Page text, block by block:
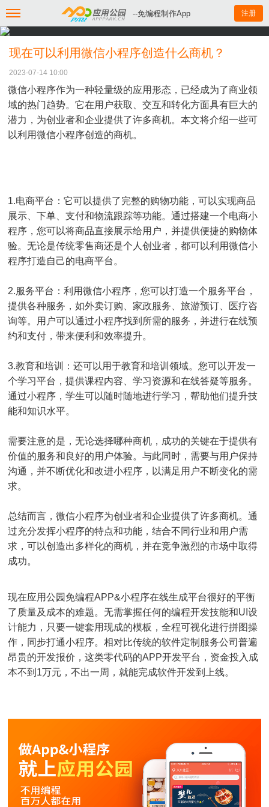
--免编程制作App 注册
现在可以利用微信小程序创造什么商机？
2023-07-14 10:00
微信小程序作为一种轻量级的应用形态，已经成为了商业领
域的热门趋势。它在用户获取、交互和转化方面具有巨大的
潜力，为创业者和企业提供了许多商机。本文将介绍一些可
以利用微信小程序创造的商机。
1.电商平台：它可以提供了完整的购物功能，可以实现商品
展示、下单、支付和物流跟踪等功能。通过搭建一个电商小
程序，您可以将商品直接展示给用户，并提供便捷的购物体
验。无论是传统零售商还是个人创业者，都可以利用微信小
程序打造自己的电商平台。
2.服务平台：利用微信小程序，您可以打造一个服务平台，
提供各种服务，如外卖订购、家政服务、旅游预订、医疗咨
询等。用户可以通过小程序找到所需的服务，并进行在线预
约和支付，带来便利和效率提升。
3.教育和培训：还可以用于教育和培训领域。您可以开发一
个学习平台，提供课程内容、学习资源和在线答疑等服务。
通过小程序，学生可以随时随地进行学习，帮助他们提升技
能和知识水平。
需要注意的是，无论选择哪种商机，成功的关键在于提供有
价值的服务和良好的用户体验。与此同时，需要与用户保持
沟通，并不断优化和改进小程序，以满足用户不断变化的需
求。
总结而言，微信小程序为创业者和企业提供了许多商机。通
过充分发挥小程序的特点和功能，结合不同行业和用户需
求，可以创造出多样化的商机，并在竞争激烈的市场中取得
成功。
现在应用公园免编程APP&小程序在线生成平台很好的平衡
了质量及成本的难题。无需掌握任何的编程开发技能和UI设
计能力，只要一键套用现成的模板，全程可视化进行拼图操
作，同步打通小程序。相对比传统的软件定制服务公司普遍
昂贵的开发报价，这类零代码的APP开发平台，资金投入成
本不到1万元，不出一周，就能完成软件开发到上线。